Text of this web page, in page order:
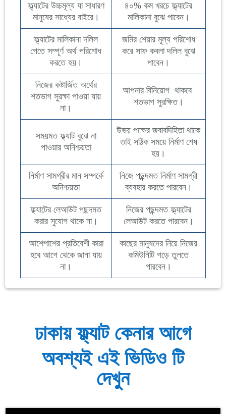
ফ্ল্যাটের উচ্চমূল্য যা সাধারণ
মানুষের সাধ্যের বাইরে।
৪০% কম খরচে ফ্ল্যাটের
মালিকানা বুঝে পাবেন।
ফ্ল্যাটের মালিকানা দলিল
পেতে সম্পূর্ণ অর্থ পরিশোধ
করতে হয়।
জমির শেয়ার মূল্য পরিশোধ
করে সাফ কবলা দলিল বুঝে
পাবেন।
নিজের কষ্টার্জিত অর্থের
শতভাগ সুরক্ষা পাওয়া যায়
না।
আপনার বিনিয়োগ থাকবে
শতভাগ সুরক্ষিত।
সময়মত ফ্ল্যাট বুঝে না
পাওয়ার অনিশ্চয়তা
উভয় পক্ষের জবাবদিহিতা থাকে
তাই সঠিক সময়ে নির্মাণ শেষ
হয়।
নির্মাণ সামগ্রীর মান সম্পর্কে
অনিশ্চয়তা
নিজে পছন্দমত নির্মাণ সামগ্রী
ব্যবহার করতে পারবেন।
ফ্ল্যাটের লেআউট পছন্দমত
করার সুযোগ থাকে না।
নিজের পছন্দমত ফ্ল্যাটের
লেআউট করতে পারবেন।
আশেপাশের প্রতিবেশী কারা
হবে আগে থেকে জানা যায়
না।
কাছের মানুষদের নিয়ে নিজের
কমিউনিটি গড়ে তুলতে
পারবেন।
ঢাকায় ফ্ল্যাট কেনার আগে
অবশ্যই এই ভিডিও টি
দেখুন